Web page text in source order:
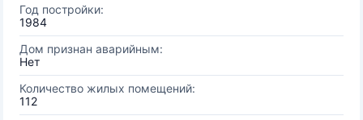
Год постройки:
1984
Дом признан аварийным:
Нет
Количество жилых помещений:
112